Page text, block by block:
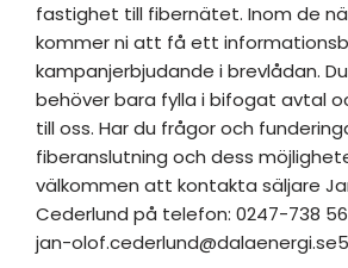
fastighet till fibernätet. Inom de
kommer ni att få ett
kampanjerbjudande i brevlådan.
behöver bara fylla i bifogat avtal
till oss. Har du frågor och
fiberanslutning och dess
välkommen att kontakta säljare
Cederlund på telefon: 0247-738
jan-olof.cederlund@dalaenergi.se5